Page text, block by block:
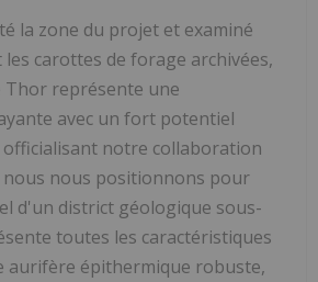
la zone du projet et examiné
carottes de forage archivées,
représente une
avec un fort potentiel
notre collaboration
nous nous positionnons pour
d'un district géologique sous-
toutes les caractéristiques
aurifère épithermique robuste,